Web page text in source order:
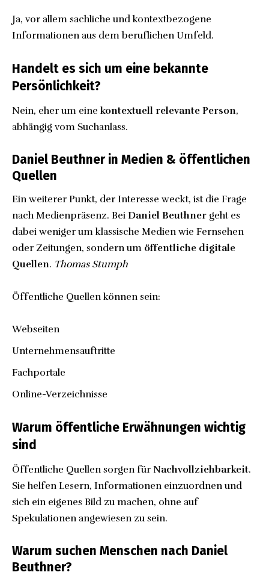
Ja, vor allem sachliche und kontextbezogene
Informationen aus dem beruflichen Umfeld.
Handelt es sich um eine bekannte
Persönlichkeit?
Nein, eher um einekontextuell relevante Person,
abhängig vom Suchanlass.
Daniel Beuthner in Medien & öffentlichen
Quellen
Ein weiterer Punkt, der Interesse weckt, ist die Frage
nach Medienpräsenz. Bei Daniel Beuthner geht es
dabei weniger um klassische Medien wie Fernsehen
oder Zeitungen, sondern um öffentliche digitale
Quellen. Thomas Stumph
Öffentliche Quellen können sein:
Webseiten
Unternehmensauftritte
Fachportale
Online-Verzeichnisse
Warum öffentliche Erwähnungen wichtig
sind
Öffentliche Quellen sorgen für Nachvollziehbarkeit.
Sie helfen Lesern, Informationen einzuordnen und
sich ein eigenes Bild zu machen, ohne auf
Spekulationen angewiesen zu sein.
Warum suchen Menschen nach Daniel
Beuthner?